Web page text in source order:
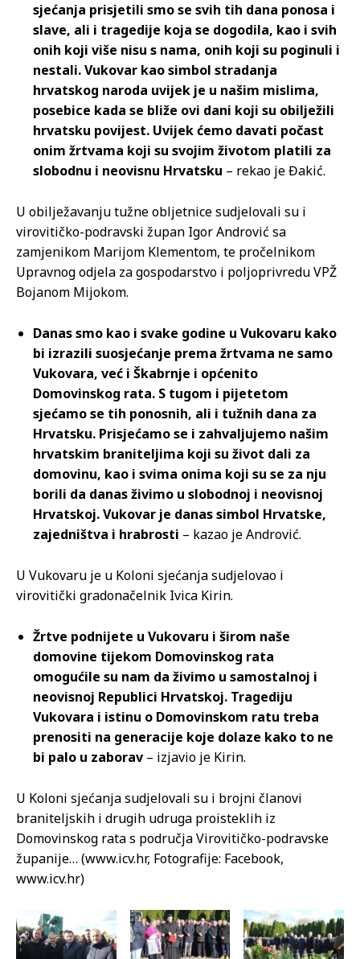
sjećanja prisjetili smo se svih tih dana ponosa i
slave, ali i tragedije koja se dogodila, kao i svih
onih koji više nisu s nama, onih koji su poginuli i
nestali. Vukovar kao simbol stradanja
hrvatskog naroda uvijek je u našim mislima,
posebice kada se bliže ovi dani koji su obilježili
hrvatsku povijest. Uvijek ćemo davati počast
onim žrtvama koji su svojim životom platili za
slobodnu i neovisnu Hrvatsku – rekao je Đakić.
U obilježavanju tužne obljetnice sudjelovali su i
virovitičko-podravski župan Igor Andrović sa
zamjenikom Marijom Klementom, te pročelnikom
Upravnog odjela za gospodarstvo i poljoprivredu VPŽ
Bojanom Mijokom.
Danas smo kao i svake godine u Vukovaru kako
bi izrazili suosjećanje prema žrtvama ne samo
Vukovara, već i Škabrnje i općenito
Domovinskog rata. S tugom i pijetetom
sjećamo se tih ponosnih, ali i tužnih dana za
Hrvatsku. Prisjećamo se i zahvaljujemo našim
hrvatskim braniteljima koji su život dali za
domovinu, kao i svima onima koji su se za nju
borili da danas živimo u slobodnoj i neovisnoj
Hrvatskoj. Vukovar je danas simbol Hrvatske,
zajedništva i hrabrosti – kazao je Andrović.
U Vukovaru je u Koloni sjećanja sudjelovao i
virovitički gradonačelnik Ivica Kirin.
Žrtve podnijete u Vukovaru i širom naše
domovine tijekom Domovinskog rata
omogućile su nam da živimo u samostalnoj i
neovisnoj Republici Hrvatskoj. Tragediju
Vukovara i istinu o Domovinskom ratu treba
prenositi na generacije koje dolaze kako to ne
bi palo u zaborav – izjavio je Kirin.
U Koloni sjećanja sudjelovali su i brojni članovi
braniteljskih i drugih udruga proisteklih iz
Domovinskog rata s područja Virovitičko-podravske
županije… (www.icv.hr, Fotografije: Facebook,
www.icv.hr)